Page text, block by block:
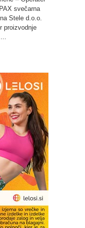
svečarna
Stele d.o.o.
proizvodnje